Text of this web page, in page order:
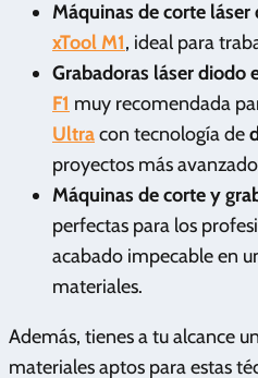
Máquinas de corte
xTool M1, ideal para
Grabadoras láser diodo
F1 muy recomendada
Ultracon tecnología de
proyectos más
Máquinas de corte y
perfectas para los
acabado impecable en
materiales.
Además, tienes a tu alcance
materiales aptos para estas